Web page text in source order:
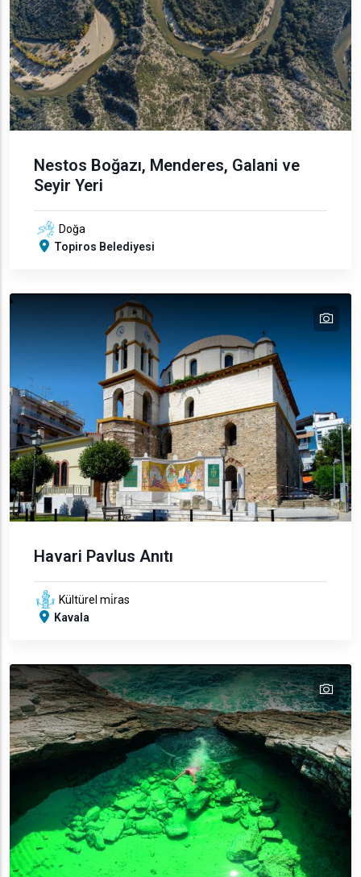
Nestos Boğazı, Menderes, Galani ve
Seyir Yeri
Doğa
Topiros Belediyesi
Havari Pavlus Anıtı
Kültürel mi̇ras
Kavala
text